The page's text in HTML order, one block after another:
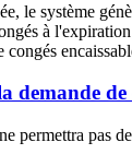
le système
à
demande
permettra pas